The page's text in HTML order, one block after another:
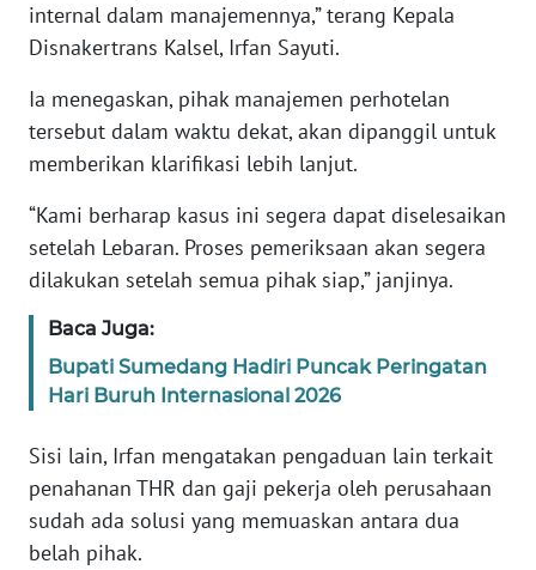
internal dalam manajemennya,” terang Kepala
Disnakertrans Kalsel, Irfan Sayuti.
Ia menegaskan, pihak manajemen perhotelan
tersebut dalam waktu dekat, akan dipanggil untuk
memberikan klarifikasi lebih lanjut.
“Kami berharap kasus ini segera dapat diselesaikan
setelah Lebaran. Proses pemeriksaan akan segera
dilakukan setelah semua pihak siap,” janjinya.
Baca Juga:
Bupati Sumedang Hadiri Puncak Peringatan
Hari Buruh Internasional 2026
Sisi lain, Irfan mengatakan pengaduan lain terkait
penahanan THR dan gaji pekerja oleh perusahaan
sudah ada solusi yang memuaskan antara dua
belah pihak.
BANTEN
NTT
WN
PAPUA
WN
PAPUA
BARAT
WN
RIAU
WN